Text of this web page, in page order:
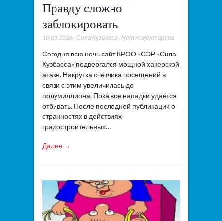
Правду сложно
заблокировать
10.03.2026 , Сила Кузбасса , Нет коментариев
Сегодня всю ночь сайт КРОО «СЭР «Сила
Кузбасса» подвергался мощной хакерской
атаке. Накрутка счётчика посещений в
связи с этим увеличилась до
полумиллиона. Пока все нападки удаётся
отбивать. После последней публикации о
странностях в действиях
градостроительных…
Далее →